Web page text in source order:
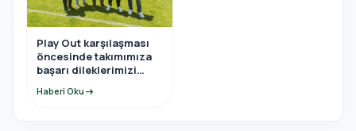
Play Out karşılaşması
öncesinde takımımıza
başarı dileklerimizi
Haberi Oku arrow_right_alt